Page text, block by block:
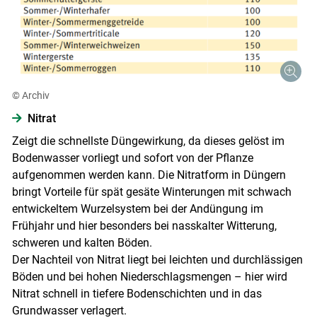
© Archiv
Nitrat
Zeigt die schnellste Düngewirkung, da dieses gelöst im
Bodenwasser vorliegt und sofort von der Pflanze
aufgenommen werden kann. Die Nitratform in Düngern
bringt Vorteile für spät gesäte Winterungen mit schwach
entwickeltem Wurzelsystem bei der Andüngung im
Frühjahr und hier besonders bei nasskalter Witterung,
schweren und kalten Böden.
Der Nachteil von Nitrat liegt bei leichten und durchlässigen
Böden und bei hohen Niederschlagsmengen – hier wird
Nitrat schnell in tiefere Bodenschichten und in das
Grundwasser verlagert.